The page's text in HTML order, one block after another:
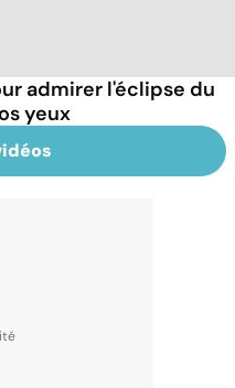
admirer l'éclipse du
yeux